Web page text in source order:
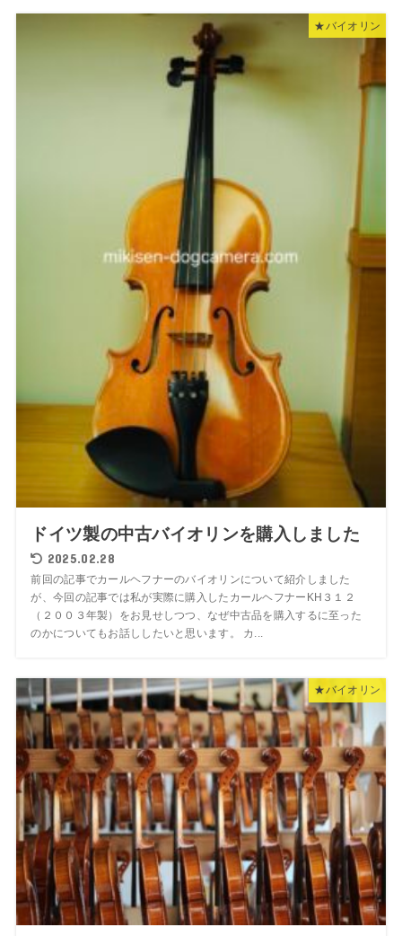
★バイオリン
ドイツ製の中古バイオリンを購入しました
2025.02.28
前回の記事でカールヘフナーのバイオリンについて紹介しました
が、今回の記事では私が実際に購入したカールヘフナーKH３１２
（２００３年製）をお見せしつつ、なぜ中古品を購入するに至った
のかについてもお話ししたいと思います。 カ...
★バイオリン